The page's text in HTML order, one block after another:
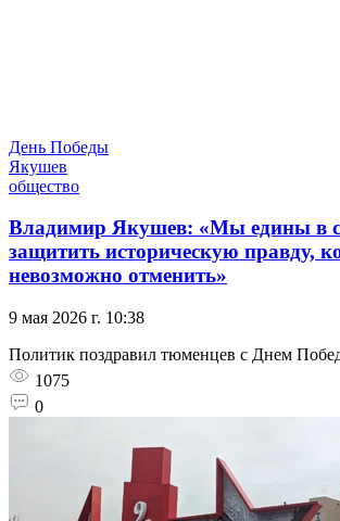
День Победы
Якушев
общество
Владимир Якушев: «Мы едины в
защитить историческую правду,
невозможно отменить»
9 мая 2026 г. 10:38
Политик поздравил тюменцев с Днем
1075
0